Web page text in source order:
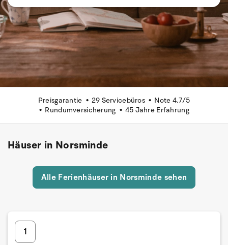
Preisgarantie 29 Servicebüros
Note 4.7/5
Rundumversicherung
45 Jahre Erfahrung
Häuser in Norsminde
Alle Ferienhäuser in Norsminde sehen
1